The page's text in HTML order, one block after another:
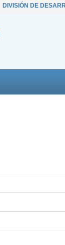
DIVISIÓN DE